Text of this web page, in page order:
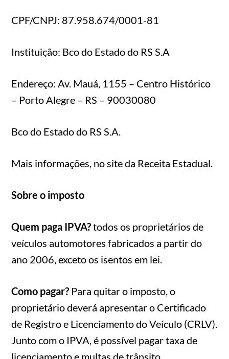
CPF/CNPJ: 87.958.674/0001-81
Instituição: Bco do Estado do RS S.A
Endereço: Av. Mauá, 1155 – Centro Histórico
– Porto Alegre – RS – 90030080
Bco do Estado do RS S.A.
Mais informações, no site da Receita Estadual.
Sobre o imposto
Quem paga IPVA?todos os proprietários de
veículos automotores fabricados a partir do
ano 2006, exceto os isentos em lei.
Como pagar? Para quitar o imposto, o
proprietário deverá apresentar o Certificado
de Registro e Licenciamento do Veículo (CRLV).
Junto com o IPVA, é possível pagar taxa de
licenciamento e multas de trânsito.